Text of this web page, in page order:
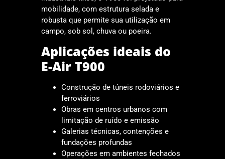
mobilidade, com estrutura selada e
robusta que permite sua utilização em
campo, sob sol, chuva ou poeira.
Aplicações ideais do
E-Air T900
Construção de túneis rodoviários e
ferroviários
Obras em centros urbanos com
limitação de ruído e emissão
Galerias técnicas, contenções e
fundações profundas
Operações em ambientes fechados